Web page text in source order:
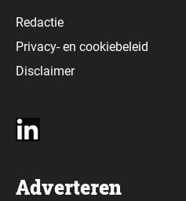
Redactie
Privacy-en cookiebeleid
Disclaimer
Adverteren